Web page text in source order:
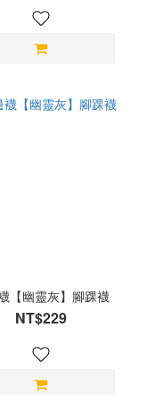
【幽靈灰】腳踝襪
NT$229